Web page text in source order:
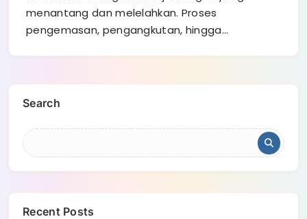
menantang dan melelahkan. Proses
pengemasan, pengangkutan, hingga…
Search
Recent Posts